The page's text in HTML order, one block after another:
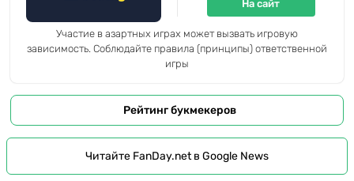
На сайт
Участие в азартных играх может вызвать игровую
зависимость. Соблюдайте правила (принципы) ответственной
игры
Рейтинг букмекеров
Читайте FanDay.net в Google News